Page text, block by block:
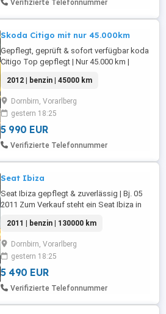
Verifizierte Telefonnummer
Skoda Citigo mit nur 45.000km
Gepflegt, geprüft & sofort verfügbar koda
Citigo Top gepflegt | Nur 45.000 km |
Zum Verkauf steht ein sehr gepflegter
koda Citigo, der sich durch seinen
sparsamen und zuverlässigen 60 PS
Benzinmotor auszeichnet. Das Fahrzeug
stammt aus 1. Besitz (ältere ...
2012 | benzin | 45000 km
Dornbirn, Vorarlberg
gestern 18:25
5 990 EUR
Verifizierte Telefonnummer
Seat Ibiza
Seat Ibiza gepflegt & zuverlässig | Bj. 05
2011 Zum Verkauf steht ein Seat Ibiza in
sparsames Alltags- oder
Einsteigerfahrzeug. Fahrzeugdaten:
Baujahr: 05 2011 Kilometerstand: 130.000
km Motor: Benziner Leistung: 68 PS
Bereifung: 8-fach bereift ...
2011 | benzin | 130000 km
Dornbirn, Vorarlberg
gestern 18:25
5 490 EUR
Verifizierte Telefonnummer